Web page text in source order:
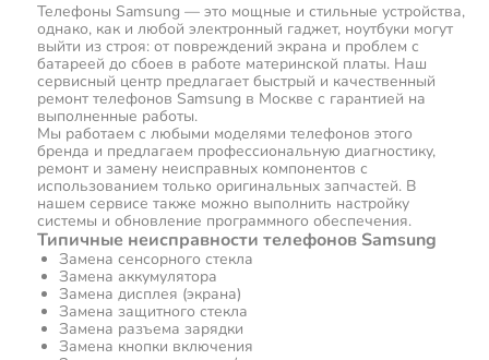
Телефоны Samsung — это мощные и стильные устройства,
однако, как и любой электронный гаджет, ноутбуки могут
выйти из строя: от повреждений экрана и проблем с
батареей до сбоев в работе материнской платы. Наш
сервисный центр предлагает быстрый и качественный
ремонт телефонов Samsung в Москве с гарантией на
выполненные работы.
Мы работаем с любыми моделями телефонов этого
бренда и предлагаем профессиональную диагностику,
ремонт и замену неисправных компонентов с
использованием только оригинальных запчастей. В
нашем сервисе также можно выполнить настройку
системы и обновление программного обеспечения.
Типичные неисправности телефонов Samsung
Замена сенсорного стекла
Замена аккумулятора
Замена дисплея (экрана)
Замена защитного стекла
Замена разъема зарядки
Замена кнопки включения